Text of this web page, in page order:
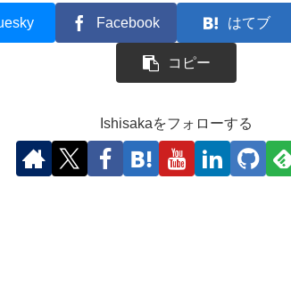
Facebook はてブ
コピー
Ishisakaをフォローする